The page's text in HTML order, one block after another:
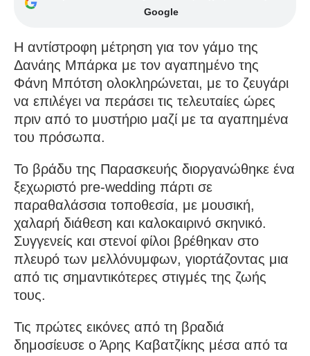
Google
Η αντίστροφη μέτρηση για τον γάμο της
Δανάης Μπάρκα με τον αγαπημένο της
Φάνη Μπότση ολοκληρώνεται, με το ζευγάρι
να επιλέγει να περάσει τις τελευταίες ώρες
πριν από το μυστήριο μαζί με τα αγαπημένα
του πρόσωπα.
Το βράδυ της Παρασκευής διοργανώθηκε ένα
ξεχωριστό pre-wedding πάρτι σε
παραθαλάσσια τοποθεσία, με μουσική,
χαλαρή διάθεση και καλοκαιρινό σκηνικό.
Συγγενείς και στενοί φίλοι βρέθηκαν στο
πλευρό των μελλόνυμφων, γιορτάζοντας μια
από τις σημαντικότερες στιγμές της ζωής
τους.
Τις πρώτες εικόνες από τη βραδιά
δημοσίευσε ο Άρης Καβατζίκης μέσα από τα